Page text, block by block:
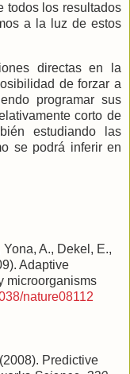
todos los resultados
a la luz de estos
directas en la
de forzar a
programar sus
corto de
estudiando las
se podrá inferir en
A., Dekel, E.,
Adaptive
microorganisms
nature08112
Predictive